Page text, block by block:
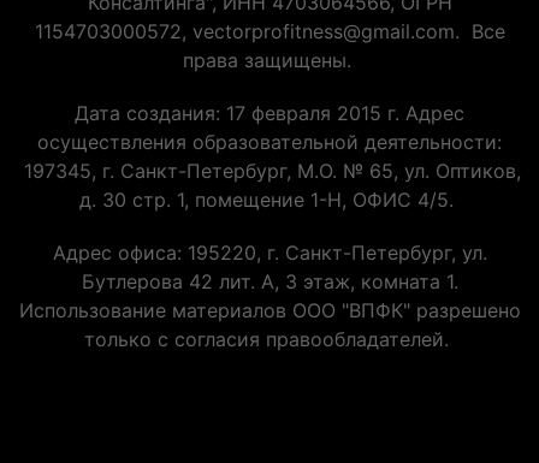
1154703000572, vectorprofitness@gmail.com. Все
права защищены.
Дата создания: 17 февраля 2015 г. Адрес
осуществления образовательной деятельности:
197345, г. Санкт-Петербург, М.О. № 65, ул. Оптиков,
д. 30 стр. 1, помещение 1-Н, ОФИС 4/5.
Адрес офиса: 195220, г. Санкт-Петербург, ул.
Бутлерова 42 лит. А, 3 этаж, комната 1.
Использование материалов ООО "ВПФК" разрешено
только с согласия правообладателей.